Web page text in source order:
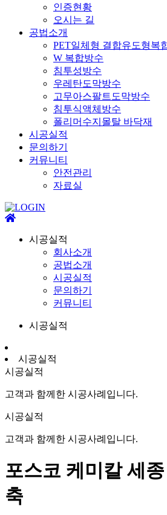
인증현황
오시는 길
공법소개
PET일체형 결합유도형복
W 복합방수
침투성방수
우레탄도막방수
고무아스팔트도막방수
침투식액체방수
폴리머수지몰탈 바닥재
시공실적
문의하기
커뮤니티
안전관리
자료실
시공실적
회사소개
공법소개
시공실적
문의하기
커뮤니티
시공실적
시공실적
시공실적
고객과 함께한 시공사례입니다.
시공실적
고객과 함께한 시공사례입니다.
포스코 케미칼 세
축